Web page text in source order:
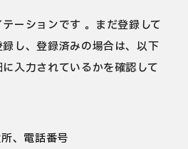
ーションです 。まだ登録して
し、登録済みの場合は、以下
入力されているかを確認して
、電話番号